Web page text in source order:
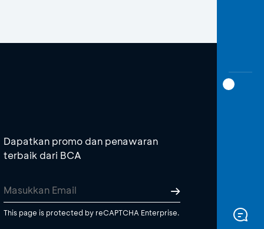
Dapatkan promo dan penawaran
terbaik dari BCA
This page is protected by reCAPTCHA Enterprise.